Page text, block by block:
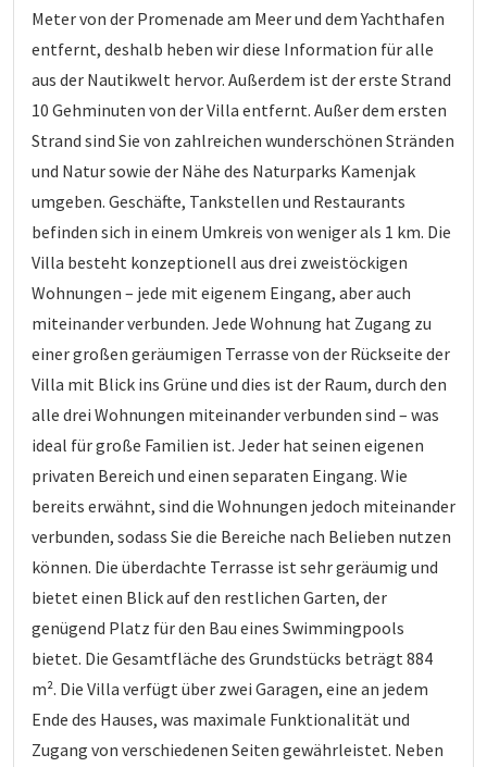
Meter von der Promenade am Meer und dem Yachthafen
entfernt, deshalb heben wir diese Information für alle
aus der Nautikwelt hervor. Außerdem ist der erste Strand
10 Gehminuten von der Villa entfernt. Außer dem ersten
Strand sind Sie von zahlreichen wunderschönen Stränden
und Natur sowie der Nähe des Naturparks Kamenjak
umgeben. Geschäfte, Tankstellen und Restaurants
befinden sich in einem Umkreis von weniger als 1 km. Die
Villa besteht konzeptionell aus drei zweistöckigen
Wohnungen – jede mit eigenem Eingang, aber auch
miteinander verbunden. Jede Wohnung hat Zugang zu
einer großen geräumigen Terrasse von der Rückseite der
Villa mit Blick ins Grüne und dies ist der Raum, durch den
alle drei Wohnungen miteinander verbunden sind – was
ideal für große Familien ist. Jeder hat seinen eigenen
privaten Bereich und einen separaten Eingang. Wie
bereits erwähnt, sind die Wohnungen jedoch miteinander
verbunden, sodass Sie die Bereiche nach Belieben nutzen
können. Die überdachte Terrasse ist sehr geräumig und
bietet einen Blick auf den restlichen Garten, der
genügend Platz für den Bau eines Swimmingpools
bietet. Die Gesamtfläche des Grundstücks beträgt 884
m². Die Villa verfügt über zwei Garagen, eine an jedem
Ende des Hauses, was maximale Funktionalität und
Zugang von verschiedenen Seiten gewährleistet. Neben